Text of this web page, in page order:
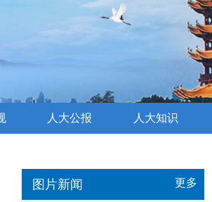
人大公报 人大知识
图片新闻 更多